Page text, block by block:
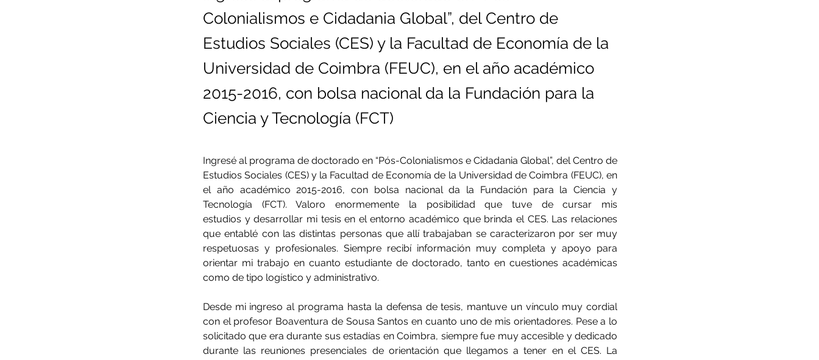
Colonialismos e Cidadania Global”, del Centro de
Estudios Sociales (CES) y la Facultad de Economía de la
Universidad de Coimbra (FEUC), en el año académico
2015-2016, con bolsa nacional da la Fundación para la
Ciencia y Tecnología (FCT)
Ingresé al programa de doctorado en “Pós-Colonialismos e Cidadania Global”, del Centro de
Estudios Sociales (CES) y la Facultad de Economía de la Universidad de Coimbra (FEUC), en
el año académico 2015-2016, con bolsa nacional da la Fundación para la Ciencia y
Tecnología (FCT). Valoro enormemente la posibilidad que tuve de cursar mis
estudios y desarrollar mi tesis en el entorno académico que brinda el CES. Las relaciones
que entablé con las distintas personas que allí trabajaban se caracterizaron por ser muy
respetuosas y profesionales. Siempre recibí información muy completa y apoyo para
orientar mi trabajo en cuanto estudiante de doctorado, tanto en cuestiones académicas
como de tipo logístico y administrativo.
Desde mi ingreso al programa hasta la defensa de tesis, mantuve un vínculo muy cordial
con el profesor Boaventura de Sousa Santos en cuanto uno de mis orientadores. Pese a lo
solicitado que era durante sus estadías en Coimbra, siempre fue muy accesible y dedicado
durante las reuniones presenciales de orientación que llegamos a tener en el CES. La